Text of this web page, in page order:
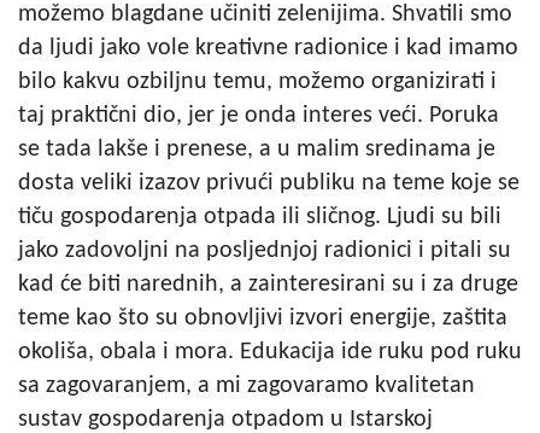
možemo blagdane učiniti zelenijima. Shvatili smo
da ljudi jako vole kreativne radionice i kad imamo
bilo kakvu ozbiljnu temu, možemo organizirati i
taj praktični dio, jer je onda interes veći. Poruka
se tada lakše i prenese, a u malim sredinama je
dosta veliki izazov privući publiku na teme koje se
tiču gospodarenja otpada ili sličnog. Ljudi su bili
jako zadovoljni na posljednjoj radionici i pitali su
kad će biti narednih, a zainteresirani su i za druge
teme kao što su obnovljivi izvori energije, zaštita
okoliša, obala i mora. Edukacija ide ruku pod ruku
sa zagovaranjem, a mi zagovaramo kvalitetan
sustav gospodarenja otpadom u Istarskoj